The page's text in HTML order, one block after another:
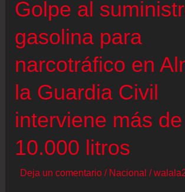
informar
incendio
la
Mezquita
Córdoba
Golpe al
gasolina para
narcotráfico en
la Guardia Civil
interviene más de
10.000 litros
Deja un comentario / Nacional /